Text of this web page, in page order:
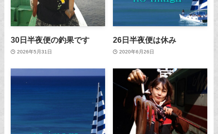
30日半夜便の釣果です
2026年5月31日
26日半夜便は休み
2020年6月26日